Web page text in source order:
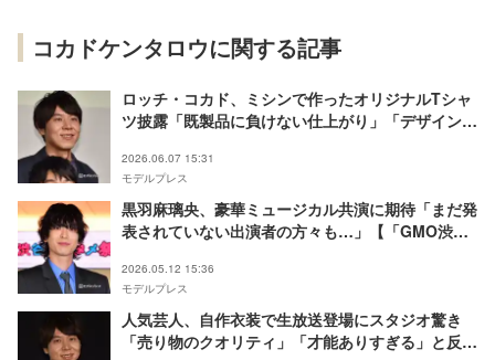
コカドケンタロウに関する記事
ロッチ・コカド、ミシンで作ったオリジナルTシャ
ツ披露「既製品に負けない仕上がり」「デザインが
2026.06.07 15:31
モデルプレス
黒羽麻璃央、豪華ミュージカル共演に期待「まだ発
表されていない出演者の方々も…」【「GMO渋谷
2026.05.12 15:36
モデルプレス
人気芸人、自作衣装で生放送登場にスタジオ驚き
「売り物のクオリティ」「才能ありすぎる」と反響